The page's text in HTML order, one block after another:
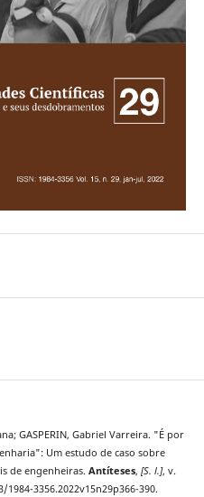
GASPERIN, Gabriel Varreira. "É por
Um estudo de caso sobre
de engenheiras. Antíteses, [S. l.], v.
1984-3356.2022v15n29p366-390.